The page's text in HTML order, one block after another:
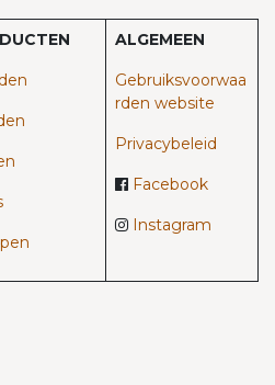
ALGEMEEN
Gebruiksvoorwaa
rden website
Privacybeleid
Facebook
Instagram